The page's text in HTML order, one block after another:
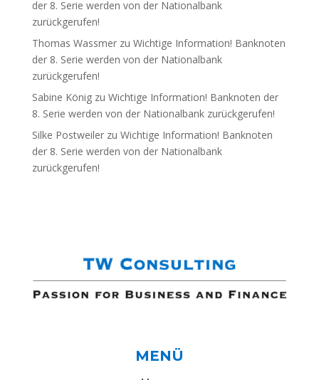
der 8. Serie werden von der Nationalbank
zurückgerufen!
Thomas Wassmerzu Wichtige Information! Banknoten
der 8. Serie werden von der Nationalbank
zurückgerufen!
Sabine Königzu Wichtige Information! Banknoten der
8. Serie werden von der Nationalbank zurückgerufen!
Silke Postweilerzu Wichtige Information! Banknoten
der 8. Serie werden von der Nationalbank
zurückgerufen!
MENÜ